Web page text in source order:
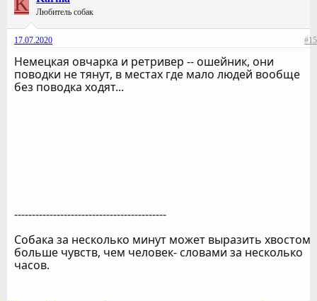
Любитель собак
17.07.2020 #15
Немецкая овчарка и ретривер -- ошейник, они
поводки не тянут, в местах где мало людей вообще
без поводка ходят...
-------------------------------------------
Собака за несколько минут может выразить хвостом
больше чувств, чем человек- словами за несколько
часов.